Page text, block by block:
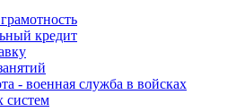
кредит
- военная служба в войсках
систем